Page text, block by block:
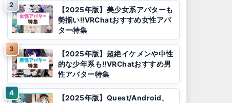
【2025年版】美少女系アバターも
勢揃い!!VRChatおすすめ女性アバ
ター特集
【2025年版】超絶イケメンや中性
的な少年系も!!VRChatおすすめ男
性アバター特集
【2025年版】Quest/Android、